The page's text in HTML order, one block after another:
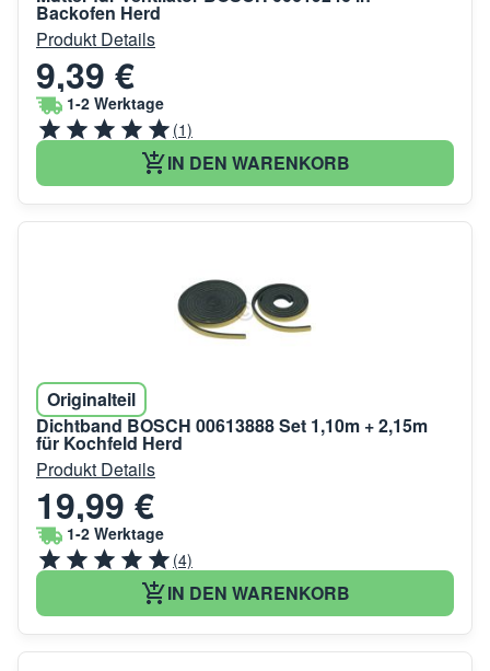
Backofen Herd
Produkt Details
9,39 €
1-2 Werktage
(1)
IN DEN WARENKORB
Originalteil
Dichtband BOSCH 00613888 Set 1,10m + 2,15m
für Kochfeld Herd
Produkt Details
19,99 €
1-2 Werktage
(4)
IN DEN WARENKORB